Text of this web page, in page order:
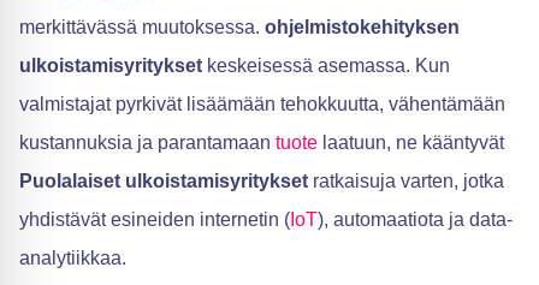
merkittävässä muutoksessa. ohjelmistokehityksen
ulkoistamisyritykset keskeisessä asemassa. Kun
valmistajat pyrkivät lisäämään tehokkuutta, vähentämään
kustannuksia ja parantamaan tuote laatuun, ne kääntyvät
Puolalaiset ulkoistamisyritykset ratkaisuja varten, jotka
yhdistävät esineiden internetin ( IoT), automaatiota ja data-
analytiikkaa.